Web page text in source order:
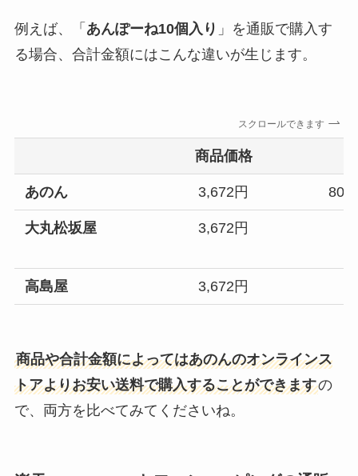
例えば、「 あんぽーね10個入り 」を通販で購入す
る場合、合計金額にはこんな違いが生じます。
スクロールできます
商品価格
あのん 3,672円 800
大丸松坂屋 3,672円
高島屋 3,672円
商品や合計金額によってはあのんのオンラインス
トアよりお安い送料で購入することができますの
で、両方を比べてみてくださいね。